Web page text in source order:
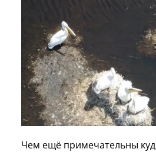
Чем ещё примечательны